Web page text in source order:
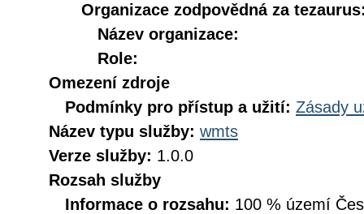
Organizace zodpovědná za
Název organizace:
Role:
Omezení zdroje
Podmínky pro přístup a užití: Zásady
Název typu služby: wmts
Verze služby: 1.0.0
Rozsah služby
Informace o rozsahu: 100 % území